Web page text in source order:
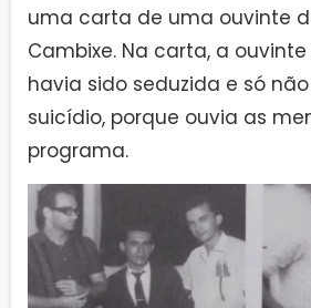
uma carta de uma ouvinte
Cambixe. Na carta, a
havia sido seduzida e só
suicídio, porque ouvia as
programa.